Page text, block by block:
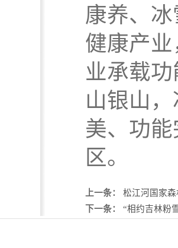
康养、
健康产
业承载
山银山
美、功
区。
上一条：
松江河国家
下一条：
“相约吉林粉